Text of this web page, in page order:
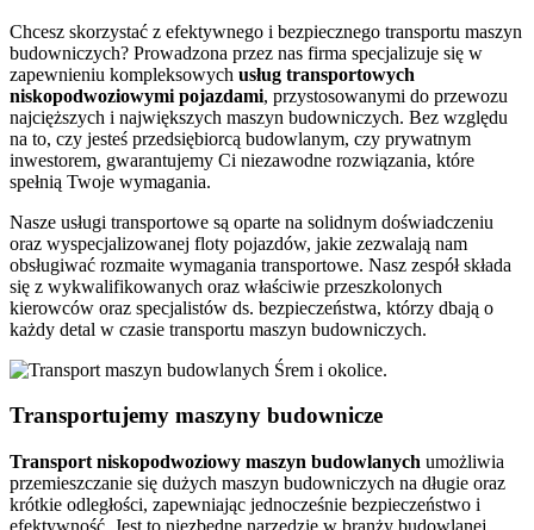
Chcesz skorzystać z efektywnego i bezpiecznego transportu maszyn
budowniczych? Prowadzona przez nas firma specjalizuje się w
zapewnieniu kompleksowych usług transportowych
niskopodwoziowymi pojazdami, przystosowanymi do przewozu
najcięższych i największych maszyn budowniczych. Bez względu
na to, czy jesteś przedsiębiorcą budowlanym, czy prywatnym
inwestorem, gwarantujemy Ci niezawodne rozwiązania, które
spełnią Twoje wymagania.
Nasze usługi transportowe są oparte na solidnym doświadczeniu
oraz wyspecjalizowanej floty pojazdów, jakie zezwalają nam
obsługiwać rozmaite wymagania transportowe. Nasz zespół składa
się z wykwalifikowanych oraz właściwie przeszkolonych
kierowców oraz specjalistów ds. bezpieczeństwa, którzy dbają o
każdy detal w czasie transportu maszyn budowniczych.
Transportujemy maszyny budownicze
Transport niskopodwoziowy maszyn budowlanych umożliwia
przemieszczanie się dużych maszyn budowniczych na długie oraz
krótkie odległości, zapewniając jednocześnie bezpieczeństwo i